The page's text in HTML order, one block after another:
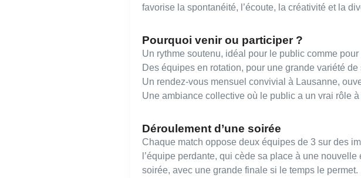
favorise la spontanéité, l’écoute, la créativité et la
Pourquoi venir ou participer ?
Un rythme soutenu, idéal pour le public comme
Des équipes en rotation, pour une grande variété de
Un rendez-vous mensuel convivial à Lausanne,
Une ambiance collective où le public a un vrai rôle à
Déroulement d’une soirée
Chaque match oppose deux équipes de 3 sur des
l’équipe perdante, qui cède sa place à une
soirée, avec une grande finale si le temps le permet.